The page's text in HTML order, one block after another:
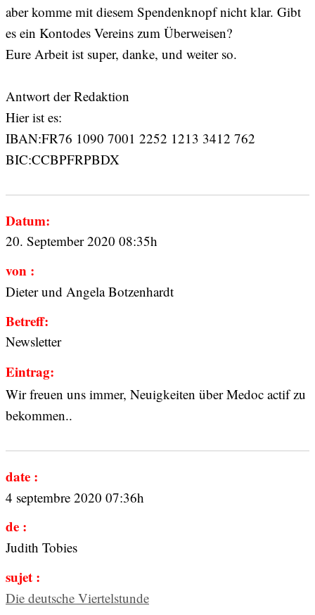
aber komme mit diesem Spendenknopf nicht klar. Gibt
es ein Kontodes Vereins zum Überweisen?
Eure Arbeit ist super, danke, und weiter so.
Antwort der Redaktion
Hier ist es:
IBAN:FR76 1090 7001 2252 1213 3412 762
BIC:CCBPFRPBDX
Datum:
20. September 2020 08:35h
von :
Dieter und Angela Botzenhardt
Betreff:
Newsletter
Eintrag:
Wir freuen uns immer, Neuigkeiten über Medoc actif zu
bekommen..
date :
4 septembre 2020 07:36h
de :
Judith Tobies
sujet :
Die deutsche Viertelstunde